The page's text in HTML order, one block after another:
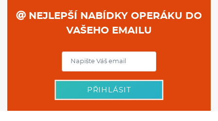
NEJLEPŠÍ NABÍDKY OPERÁKU DO
VAŠEHO EMAILU
PŘIHLÁSIT